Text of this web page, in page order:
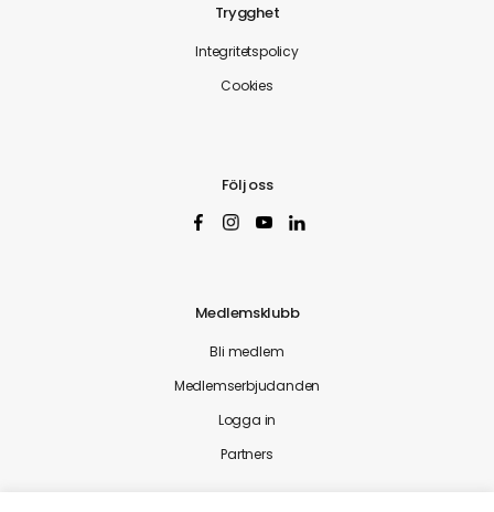
Trygghet
Integritetspolicy
Cookies
Följ oss
Medlemsklubb
Bli medlem
Medlemserbjudanden
Logga in
Partners